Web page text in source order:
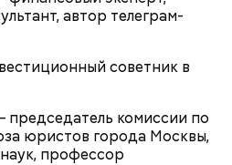
автор телеграм-
советник в
председатель комиссии по
юристов города Москвы,
профессор